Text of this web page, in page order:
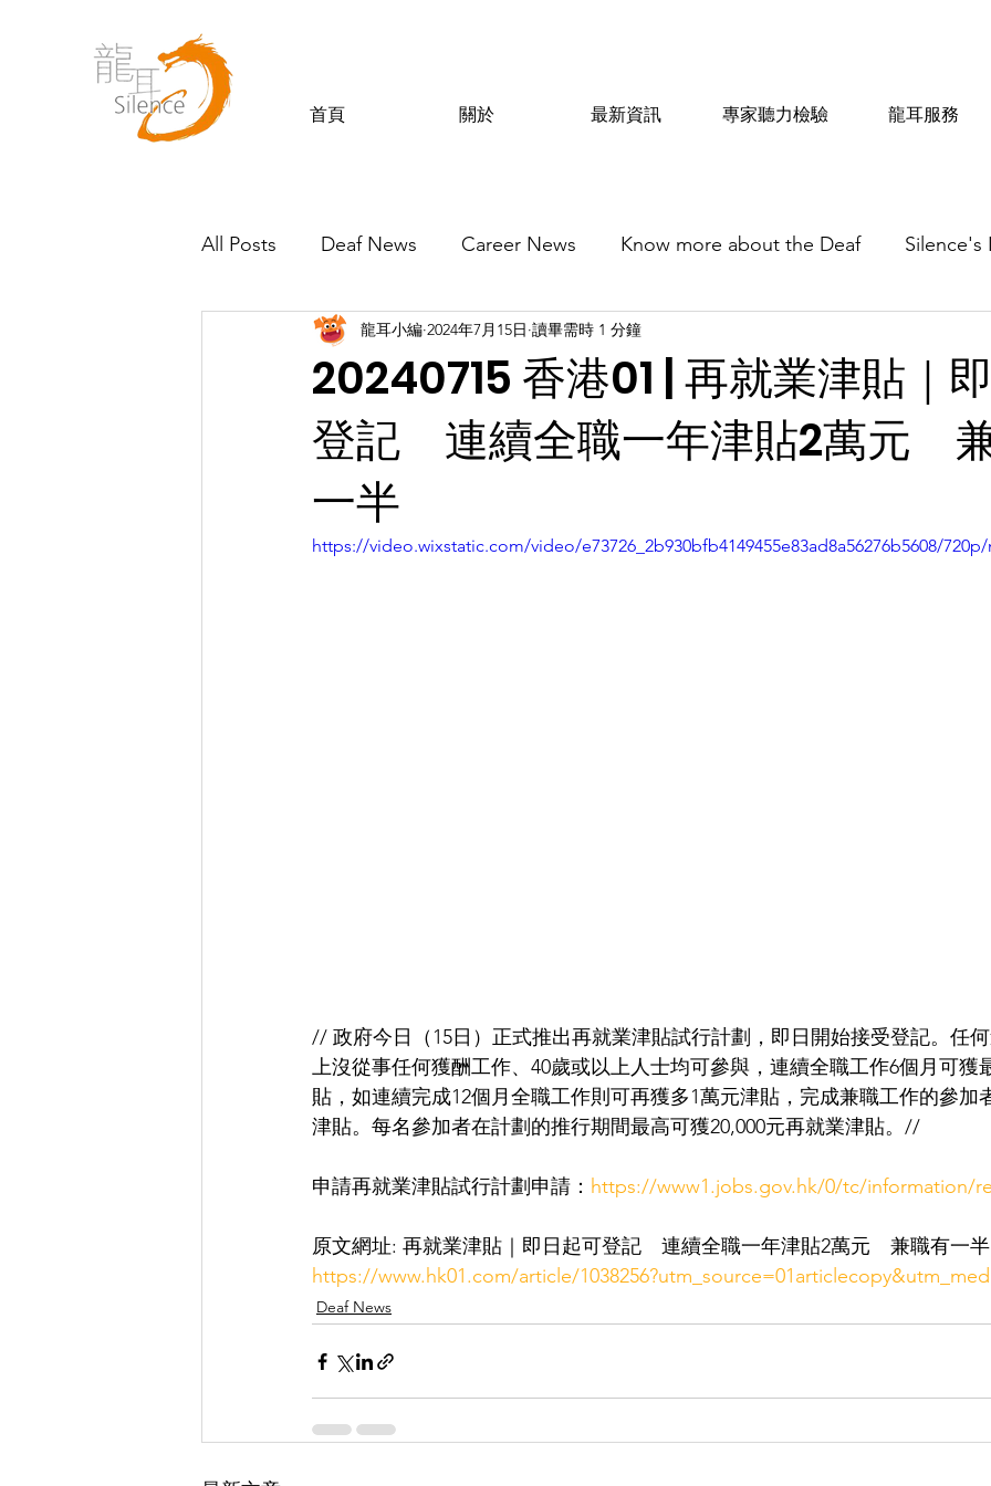
首頁 關於 最新資訊 專家聽力檢驗 龍耳服務
All Posts Deaf News Career News Know more about the Deaf Silence's
Silence’s Friends
20240715 香港01 | 再就業津貼｜
登記 連續全職一年津貼2萬元
一半
龍耳小編 2024年7月15日 讀畢需時 1 分鐘
https://video.wixstatic.com/video/e73726_2b930bfb4149455e83ad8a56276b5608/
// 政府今日（15日）正式推出再就業津貼試行計劃，即日開始接受登記。任
上沒從事任何獲酬工作、40歲或以上人士均可參與，連續全職工作6個月可獲
貼，如連續完成12個月全職工作則可再獲多1萬元津貼，完成兼職工作的參加
津貼。每名參加者在計劃的推行期間最高可獲20,000元再就業津貼。//
申請再就業津貼試行計劃申請： https://www1.jobs.gov.hk/0/tc/information/
原文網址: 再就業津貼｜即日起可登記　連續全職一年津貼2萬元　兼職有一
https://www.hk01.com/article/
Deaf News